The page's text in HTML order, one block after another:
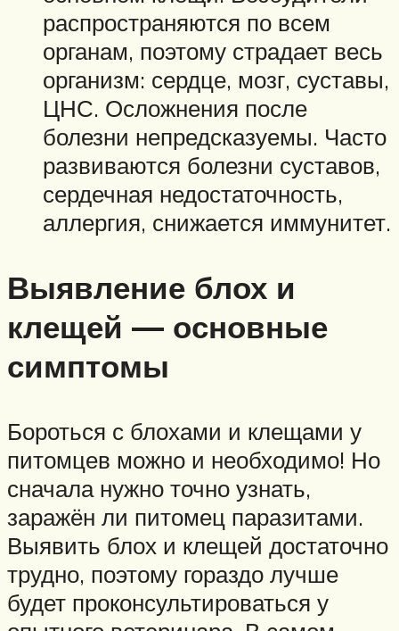
распространяются по всем
органам, поэтому страдает весь
организм: сердце, мозг, суставы,
ЦНС. Осложнения после
болезни непредсказуемы. Часто
развиваются болезни суставов,
сердечная недостаточность,
аллергия, снижается иммунитет.
Выявление блох и
клещей — основные
симптомы
Бороться с блохами и клещами у
питомцев можно и необходимо! Но
сначала нужно точно узнать,
заражён ли питомец паразитами.
Выявить блох и клещей достаточно
трудно, поэтому гораздо лучше
будет проконсультироваться у